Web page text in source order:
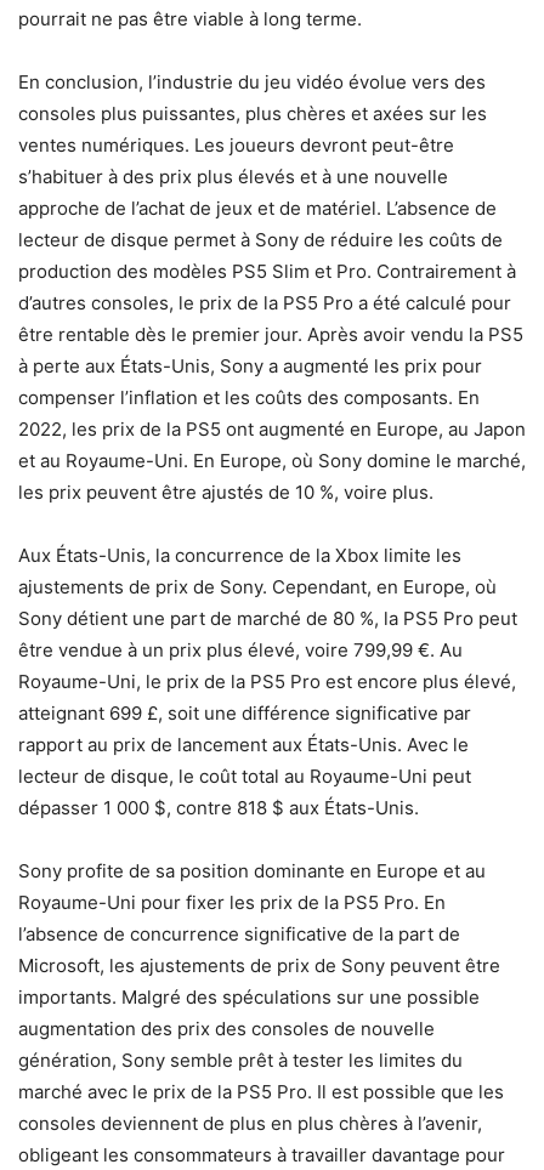
pourrait ne pas être viable à long terme.
En conclusion, l’industrie du jeu vidéo évolue vers des
consoles plus puissantes, plus chères et axées sur les
ventes numériques. Les joueurs devront peut-être
s’habituer à des prix plus élevés et à une nouvelle
approche de l’achat de jeux et de matériel. L’absence de
lecteur de disque permet à Sony de réduire les coûts de
production des modèles PS5 Slim et Pro. Contrairement à
d’autres consoles, le prix de la PS5 Pro a été calculé pour
être rentable dès le premier jour. Après avoir vendu la PS5
à perte aux États-Unis, Sony a augmenté les prix pour
compenser l’inflation et les coûts des composants. En
2022, les prix de la PS5 ont augmenté en Europe, au Japon
et au Royaume-Uni. En Europe, où Sony domine le marché,
les prix peuvent être ajustés de 10 %, voire plus.
Aux États-Unis, la concurrence de la Xbox limite les
ajustements de prix de Sony. Cependant, en Europe, où
Sony détient une part de marché de 80 %, la PS5 Pro peut
être vendue à un prix plus élevé, voire 799,99 €. Au
Royaume-Uni, le prix de la PS5 Pro est encore plus élevé,
atteignant 699 £, soit une différence significative par
rapport au prix de lancement aux États-Unis. Avec le
lecteur de disque, le coût total au Royaume-Uni peut
dépasser 1 000 $, contre 818 $ aux États-Unis.
Sony profite de sa position dominante en Europe et au
Royaume-Uni pour fixer les prix de la PS5 Pro. En
l’absence de concurrence significative de la part de
Microsoft, les ajustements de prix de Sony peuvent être
importants. Malgré des spéculations sur une possible
augmentation des prix des consoles de nouvelle
génération, Sony semble prêt à tester les limites du
marché avec le prix de la PS5 Pro. Il est possible que les
consoles deviennent de plus en plus chères à l’avenir,
obligeant les consommateurs à travailler davantage pour